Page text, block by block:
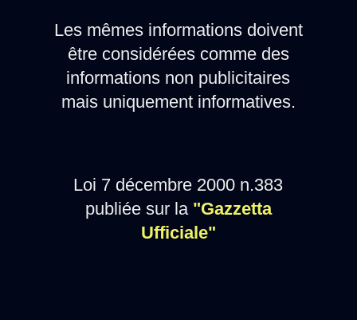
Les mêmes informations doivent
être considérées comme des
informations non publicitaires
mais uniquement informatives.
Loi 7 décembre 2000 n.383
publiée sur la "Gazzetta
Ufficiale"